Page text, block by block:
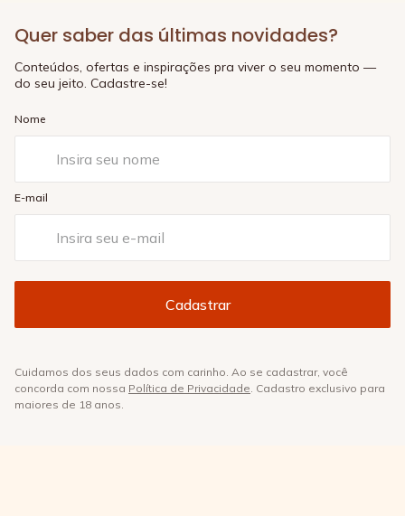
Quer saber das últimas novidades?
Conteúdos, ofertas e inspirações pra viver o seu momento —
do seu jeito. Cadastre-se!
Nome
E-mail
Cuidamos dos seus dados com carinho. Ao se cadastrar, você
concorda com nossa Política de Privacidade. Cadastro exclusivo para
maiores de 18 anos.